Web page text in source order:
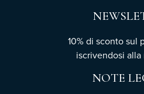
10% di sconto sul
iscrivendosi alla
NOTE